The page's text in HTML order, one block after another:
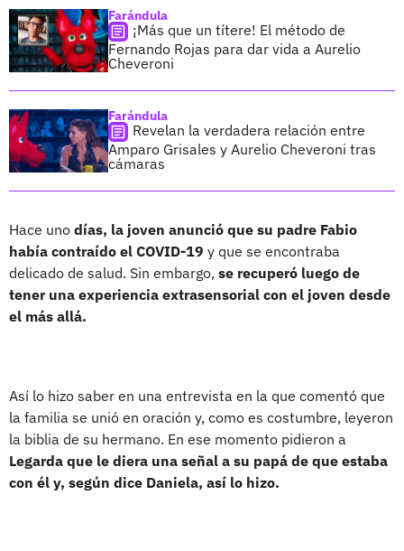
Farándula
¡Más que un títere! El método de
Fernando Rojas para dar vida a Aurelio
Cheveroni
Farándula
Revelan la verdadera relación entre
Amparo Grisales y Aurelio Cheveroni tras
cámaras
Hace uno días, la joven anunció que su padre Fabio
había contraído el COVID-19 y que se encontraba
delicado de salud. Sin embargo, se recuperó luego de
tener una experiencia extrasensorial con el joven desde
el más allá.
Así lo hizo saber en una entrevista en la que comentó que
la familia se unió en oración y, como es costumbre, leyeron
la biblia de su hermano. En ese momento pidieron a
Legarda que le diera una señal a su papá de que estaba
con él y, según dice Daniela, así lo hizo.